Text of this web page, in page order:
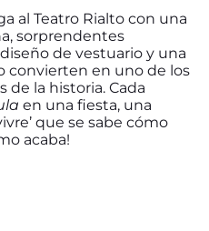
al Teatro Rialto con una
sorprendentes
de vestuario y una
convierten en uno de los
de la historia. Cada
en una fiesta, una
que se sabe cómo
acaba!